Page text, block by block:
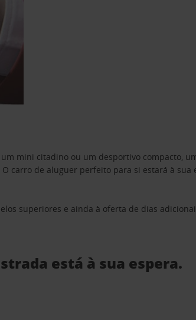
mini citadino ou um desportivo compacto,
carro de aluguer perfeito para si estará à sua
superiores e ainda à oferta de dias
está à sua espera.